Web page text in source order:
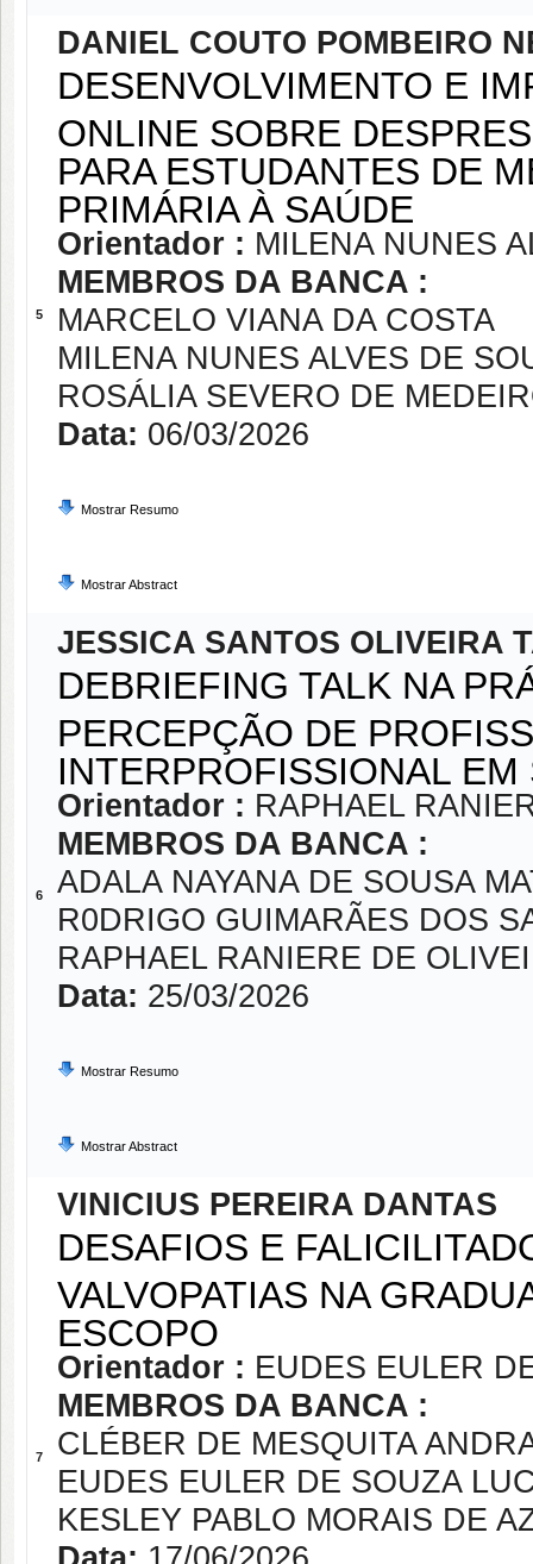
5
DANIEL COUTO POMBEIRO
DESENVOLVIMENTO E
ONLINE SOBRE
PARA ESTUDANTES DE
PRIMÁRIA À SAÚDE
Orientador : MILENA NUNES
MEMBROS DA BANCA :
MARCELO VIANA DA COSTA
MILENA NUNES ALVES DE
ROSÁLIA SEVERO DE
Data: 06/03/2026
Mostrar Resumo
Mostrar Abstract
6
JESSICA SANTOS OLIVEIRA
DEBRIEFING TALK NA
PERCEPÇÃO DE
INTERPROFISSIONAL EM
Orientador : RAPHAEL
MEMBROS DA BANCA :
ADALA NAYANA DE SOUSA
R0DRIGO GUIMARÃES DOS
RAPHAEL RANIERE DE
Data: 25/03/2026
Mostrar Resumo
Mostrar Abstract
7
VINICIUS PEREIRA DANTAS
DESAFIOS E
VALVOPATIAS NA
ESCOPO
Orientador : EUDES EULER
MEMBROS DA BANCA :
CLÉBER DE MESQUITA
EUDES EULER DE SOUZA
KESLEY PABLO MORAIS DE